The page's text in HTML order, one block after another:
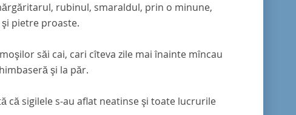
rubinul, smaraldul, prin o minune,
pietre proaste.
săi cai, cari cîteva zile mai înainte mîncau
şi la păr.
că sigilele s-au aflat neatinse şi toate lucrurile